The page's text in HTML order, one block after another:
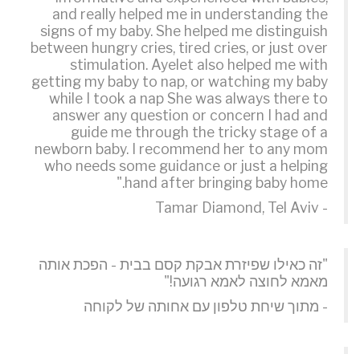
and really helped me in understanding the
signs of my baby. She helped me distinguish
between hungry cries, tired cries, or just over
stimulation. Ayelet also helped me with
getting my baby to nap, or watching my baby
while I took a nap She was always there to
answer any question or concern I had and
guide me through the tricky stage of a
newborn baby. I recommend her to any mom
who needs some guidance or just a helping
hand after bringing baby home."
- Tamar Diamond, Tel Aviv
"זה כאילו שפיזרת אבקת קסם בבית - הפכת אותה
מאמא לחוצה לאמא רגועה!"
- מתוך שיחת טלפון עם אחותה של לקוחה